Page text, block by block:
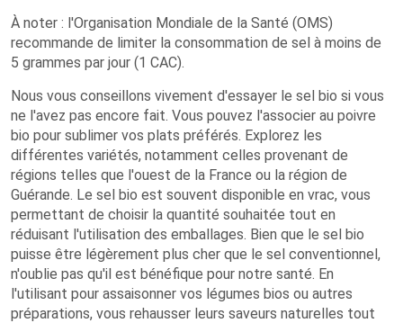
À noter : l'Organisation Mondiale de la Santé (OMS)
recommande de limiter la consommation de sel à moins de
5 grammes par jour (1 CAC).
Nous vous conseillons vivement d'essayer le sel bio si vous
ne l'avez pas encore fait. Vous pouvez l'associer au poivre
bio pour sublimer vos plats préférés. Explorez les
différentes variétés, notamment celles provenant de
régions telles que l'ouest de la France ou la région de
Guérande. Le sel bio est souvent disponible en vrac, vous
permettant de choisir la quantité souhaitée tout en
réduisant l'utilisation des emballages. Bien que le sel bio
puisse être légèrement plus cher que le sel conventionnel,
n'oublie pas qu'il est bénéfique pour notre santé. En
l'utilisant pour assaisonner vos légumes bios ou autres
préparations, vous rehausser leurs saveurs naturelles tout